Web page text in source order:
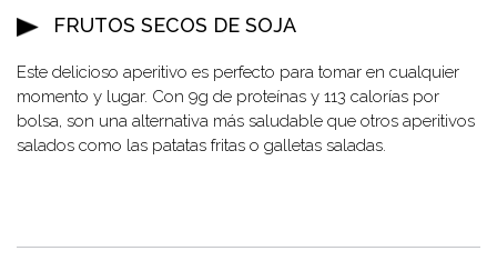
FRUTOS SECOS DE SOJA
Este delicioso aperitivo es perfecto para tomar en cualquier
momento y lugar. Con 9g de proteínas y 113 calorías por
bolsa, son una alternativa más saludable que otros aperitivos
salados como las patatas fritas o galletas saladas.